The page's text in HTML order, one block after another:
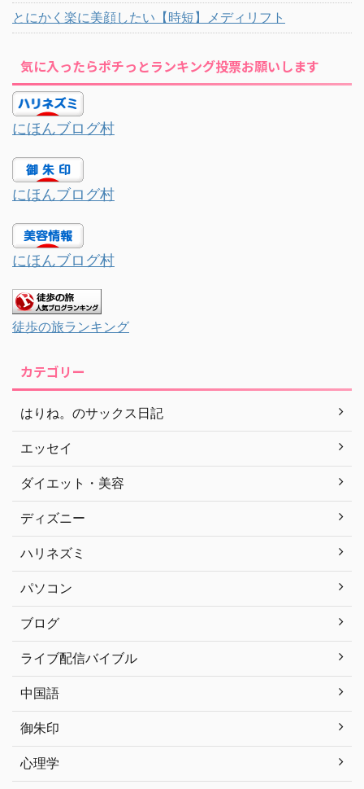
とにかく楽に美顔したい【時短】メディリフト
気に入ったらポチっとランキング投票お願いします
にほんブログ村
にほんブログ村
にほんブログ村
徒歩の旅ランキング
カテゴリー
はりね。のサックス日記
エッセイ
ダイエット・美容
ディズニー
ハリネズミ
パソコン
ブログ
ライブ配信バイブル
中国語
御朱印
心理学